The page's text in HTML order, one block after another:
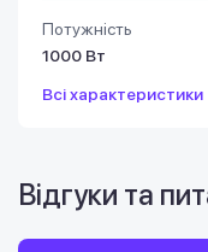
Потужність
1000 Вт
Всі характеристики
Відгуки та